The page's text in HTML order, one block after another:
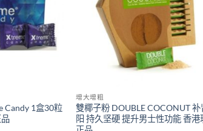
Candy 1盒30粒
增大增粗
雙椰子粉 DOUBLE COCONUT 补
阳 持久坚硬 提升男士性功能 香港